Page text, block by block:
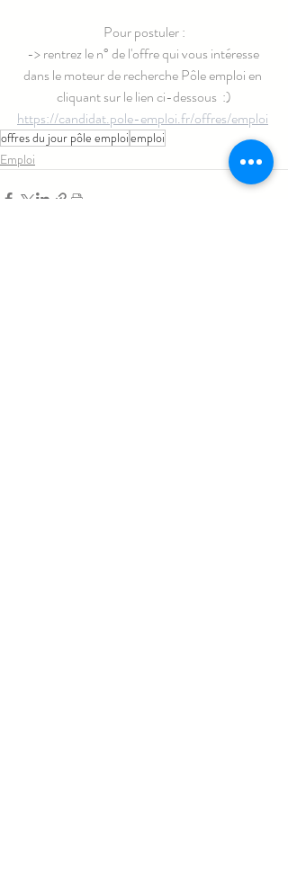
Pour postuler :
-> rentrez le n° de l'offre qui vous intéresse
dans le moteur de recherche Pôle emploi en
cliquant sur le lien ci-dessous  :)
https://candidat.pole-emploi.fr/offres/emploi
offres du jour pôle emploiemploi
Emploi